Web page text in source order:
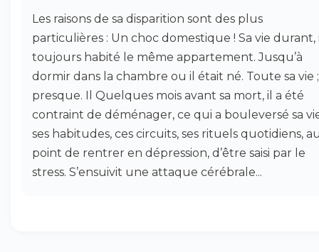
Les raisons de sa disparition sont des plus
particulières : Un choc domestique ! Sa vie durant,
toujours habité le même appartement. Jusqu’à
dormir dans la chambre ou il était né. Toute sa vie
presque. Il Quelques mois avant sa mort, il a été
contraint de déménager, ce qui a bouleversé sa
ses habitudes, ces circuits, ses rituels quotidiens,
point de rentrer en dépression, d’être saisi par le
stress. S’ensuivit une attaque cérébrale...